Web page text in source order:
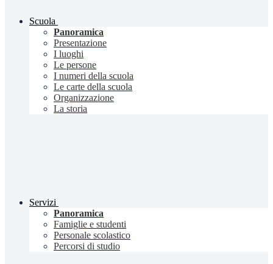
Scuola
Panoramica
Presentazione
I luoghi
Le persone
I numeri della scuola
Le carte della scuola
Organizzazione
La storia
Servizi
Panoramica
Famiglie e studenti
Personale scolastico
Percorsi di studio